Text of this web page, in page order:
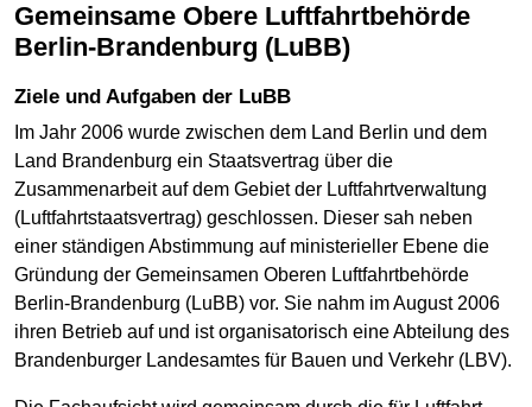
Gemeinsame Obere Luftfahrtbehörde
Berlin-Brandenburg (LuBB)
Ziele und Aufgaben der LuBB
Im Jahr 2006 wurde zwischen dem Land Berlin und dem
Land Brandenburg ein Staatsvertrag über die
Zusammenarbeit auf dem Gebiet der Luftfahrtverwaltung
(Luftfahrtstaatsvertrag) geschlossen. Dieser sah neben
einer ständigen Abstimmung auf ministerieller Ebene die
Gründung der Gemeinsamen Oberen Luftfahrtbehörde
Berlin-Brandenburg (LuBB) vor. Sie nahm im August 2006
ihren Betrieb auf und ist organisatorisch eine Abteilung des
Brandenburger Landesamtes für Bauen und Verkehr (LBV).